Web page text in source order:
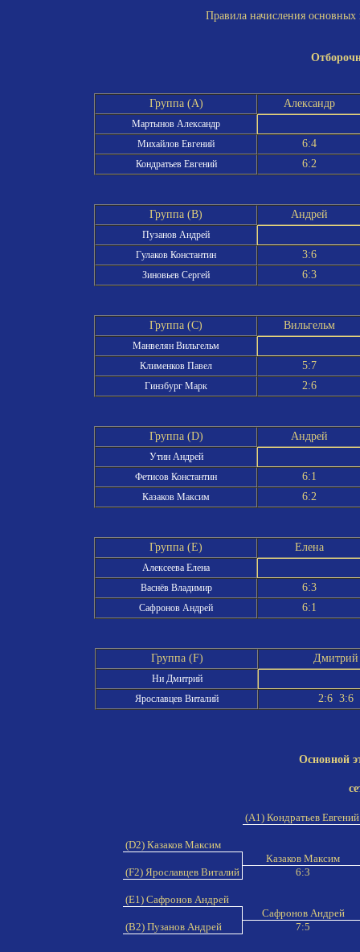
Правила начисления
Группа (A) Александр
Мартынов Александр
Михайлов Евгений
6:4
Кондратьев Евгений 6:2
Группа (B) Андрей
Пузанов Андрей
Гулаков Константин
3:6
Зиновьев Сергей 6:3
Группа (C) Вильгельм
Манвелян Вильгельм
Клименков Павел
5:7
Гинзбург Марк 2:6
Группа (D) Андрей
Утин Андрей
Фетисов Константин
6:1
Казаков Максим 6:2
Группа (E) Елена
Алексеева Елена
Васнёв Владимир
6:3
Сафронов Андрей 6:1
Группа (F) Дмитрий
Ни Дмитрий
Ярославцев Виталий
2:6 3:6
Основной
(A1) Кондратьев
(D2) Казаков Максим
Казаков Максим
(F2) Ярославцев Виталий
6:3
(E1) Сафронов Андрей
Сафронов Андрей
(B2) Пузанов Андрей
7:5